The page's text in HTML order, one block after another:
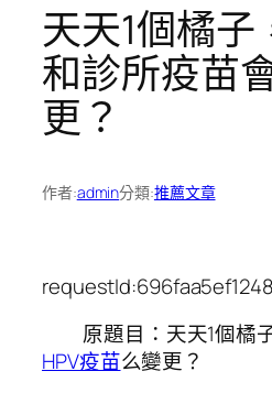
天天1個橘子
和診所疫苗
更？
作者:admin分類:推薦文章
原題目：天天1個橘
HPV疫苗么變更？